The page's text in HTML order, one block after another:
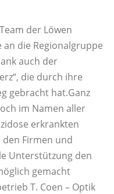
der Löwen
die Regionalgruppe
auch der
die durch ihre
gebracht hat.Ganz
im Namen aller
erkrankten
Firmen und
Unterstützung den
gemacht
T. Coen – Optik